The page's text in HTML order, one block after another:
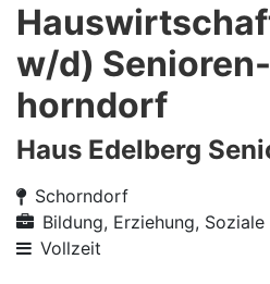
w/d)
horndorf
Haus Edelberg
Schorndorf
Bildung, Erziehung, Soziale
Vollzeit